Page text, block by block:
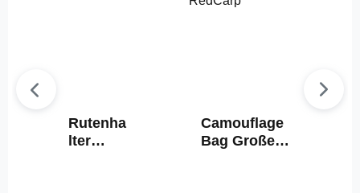
Rutenha
lter
Camouflage
Bag Große